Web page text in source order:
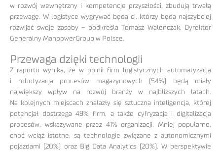
w rozwój wewnętrzny i kompetencje przyszłości, zbudują trwałą
przewagę. W logistyce wygrywać będą ci, którzy będą najszybciej
rozwijać swoje zasoby – podkreśla Tomasz Walenczak, Dyrektor
Generalny ManpowerGroup w Polsce.
Przewaga dzięki technologii
Z raportu wynika, że w opinii firm logistycznych automatyzacja
i robotyzacja procesów magazynowych (54%) będą miały
największy wpływ na rozwój branży w najbliższych latach.
Na kolejnych miejscach znalazły się sztuczna inteligencja, której
potencjał dostrzega 49% firm, a także cyfryzacja i digitalizacja
procesów, wskazywane przez 41% organizacji. Mniej popularne,
choć wciąż istotne, są technologie związane z autonomicznymi
pojazdami (20%) oraz Big Data Analytics (20%). W perspektywie